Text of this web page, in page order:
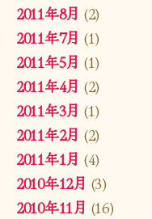
2011年8月 (2)
2011年7月 (1)
2011年5月 (1)
2011年4月 (2)
2011年3月 (1)
2011年2月 (2)
2011年1月 (4)
2010年12月 (3)
2010年11月 (16)